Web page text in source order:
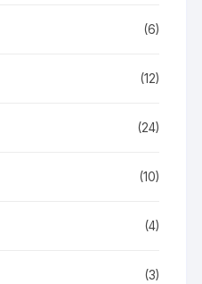
(6)
(12)
(24)
(10)
(4)
(3)